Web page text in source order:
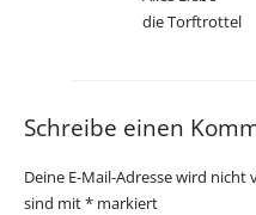
die Torftrottel
Schreibe einen
Deine E-Mail-Adresse wird
sind mit* markiert